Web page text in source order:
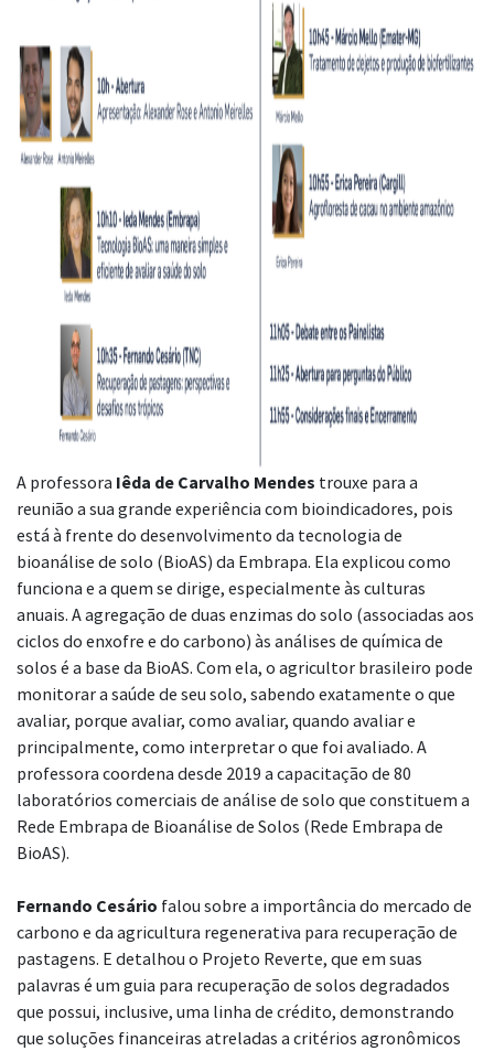
A professora Iêda de Carvalho Mendes trouxe para a
reunião a sua grande experiência com bioindicadores, pois
está à frente do desenvolvimento da tecnologia de
bioanálise de solo (BioAS) da Embrapa. Ela explicou como
funciona e a quem se dirige, especialmente às culturas
anuais. A agregação de duas enzimas do solo (associadas aos
ciclos do enxofre e do carbono) às análises de química de
solos é a base da BioAS. Com ela, o agricultor brasileiro pode
monitorar a saúde de seu solo, sabendo exatamente o que
avaliar, porque avaliar, como avaliar, quando avaliar e
principalmente, como interpretar o que foi avaliado. A
professora coordena desde 2019 a capacitação de 80
laboratórios comerciais de análise de solo que constituem a
Rede Embrapa de Bioanálise de Solos (Rede Embrapa de
BioAS).
Fernando Cesário falou sobre a importância do mercado de
carbono e da agricultura regenerativa para recuperação de
pastagens. E detalhou o Projeto Reverte, que em suas
palavras é um guia para recuperação de solos degradados
que possui, inclusive, uma linha de crédito, demonstrando
que soluções financeiras atreladas a critérios agronômicos